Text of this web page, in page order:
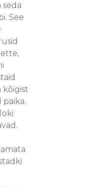
See
kõigist